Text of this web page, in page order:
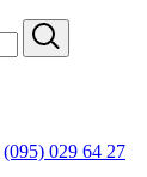
(095) 029 64 27